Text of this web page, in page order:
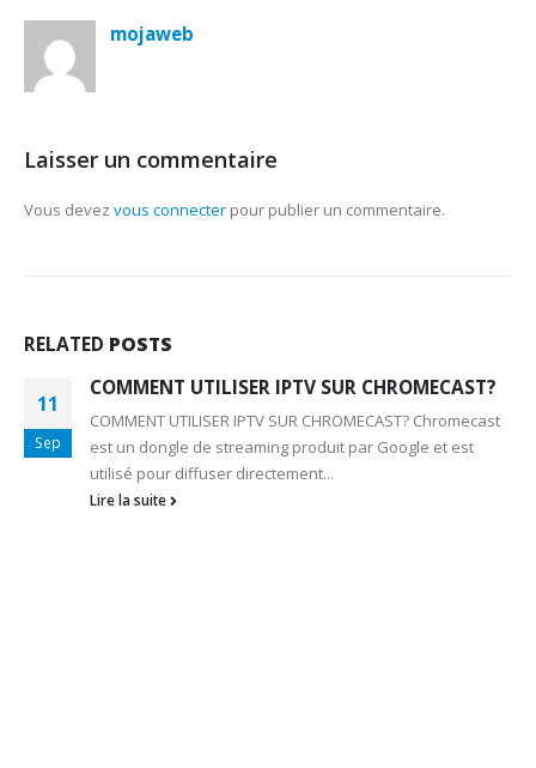
mojaweb
Laisser un commentaire
Vous devez vous connecter pour publier un commentaire.
RELATED POSTS
11
Sep
COMMENT UTILISER IPTV SUR CHROMECAST?
COMMENT UTILISER IPTV SUR CHROMECAST? Chromecast
est un dongle de streaming produit par Google et est
utilisé pour diffuser directement...
Lire la suite